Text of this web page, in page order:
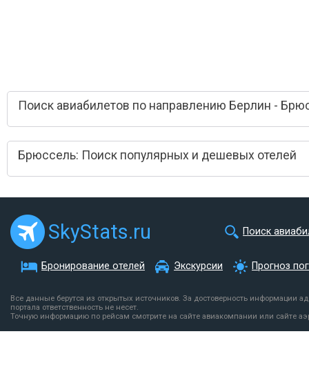
Поиск авиабилетов по направлению Берлин -
Брюссель: Поиск популярных и дешевых отелей
SkyStats.ru Поиск
Бронирование отелей Экскурсии Прогноз
Все данные берутся из открытых источников. За достоверность информации
портала ответственность не несет.
Точную информацию по рейсам смотрите на сайте авиакомпании или сайте